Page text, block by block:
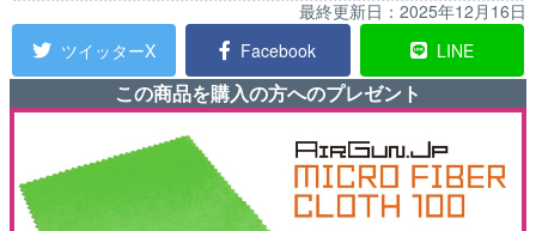
最終更新日： 2025年12月16日
ツイッターX
Facebook LINE
この商品を購入の方へのプレゼント